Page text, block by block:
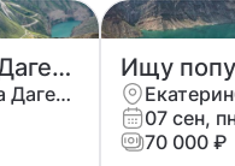
Привет! Собираюсь в Дагестан в тур на 5 дней+\-
Челябинск — Республика Дагестан
07 сен,
70 000 ₽